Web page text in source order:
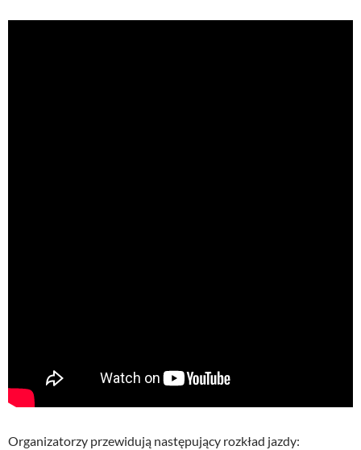
Organizatorzy przewidują następujący rozkład jazdy: